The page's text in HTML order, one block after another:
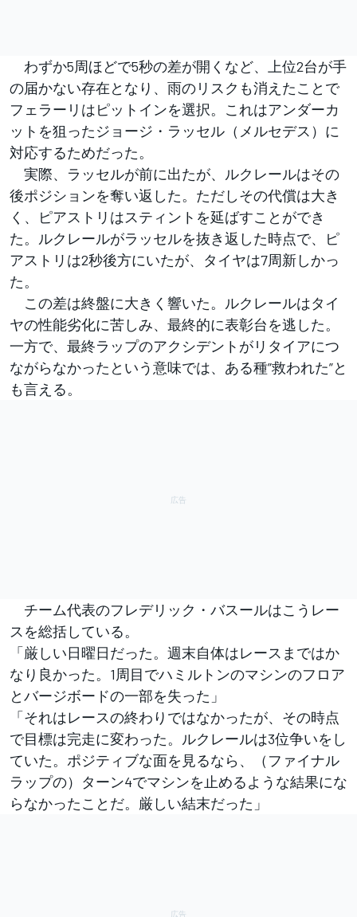
わずか5周ほどで5秒の差が開くなど、上位2台が手
の届かない存在となり、雨のリスクも消えたことで
フェラーリはピットインを選択。これはアンダーカ
ットを狙ったジョージ・ラッセル（メルセデス）に
対応するためだった。
実際、ラッセルが前に出たが、ルクレールはその
後ポジションを奪い返した。ただしその代償は大き
く、ピアストリはスティントを延ばすことができ
た。ルクレールがラッセルを抜き返した時点で、ピ
アストリは2秒後方にいたが、タイヤは7周新しかっ
た。
この差は終盤に大きく響いた。ルクレールはタイ
ヤの性能劣化に苦しみ、最終的に表彰台を逃した。
一方で、最終ラップのアクシデントがリタイアにつ
ながらなかったという意味では、ある種”救われた”と
も言える。
チーム代表のフレデリック・バスールはこうレー
スを総括している。
「厳しい日曜日だった。週末自体はレースまではか
なり良かった。1周目でハミルトンのマシンのフロア
とバージボードの一部を失った」
「それはレースの終わりではなかったが、その時点
で目標は完走に変わった。ルクレールは3位争いをし
ていた。ポジティブな面を見るなら、（ファイナル
ラップの）ターン4でマシンを止めるような結果にな
らなかったことだ。厳しい結末だった」